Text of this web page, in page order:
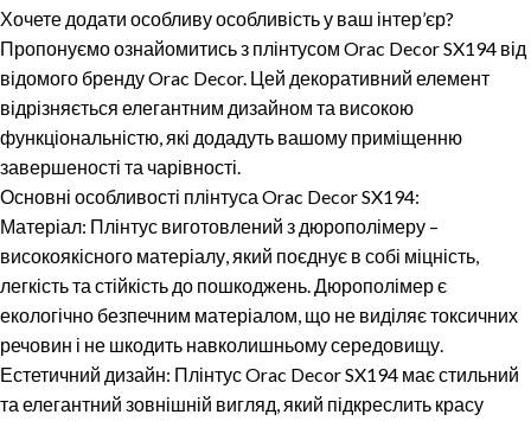
Хочете додати особливу особливість у ваш інтер’єр?
Пропонуємо ознайомитись з плінтусом Orac Decor SX194 від
відомого бренду Orac Decor. Цей декоративний елемент
відрізняється елегантним дизайном та високою
функціональністю, які додадуть вашому приміщенню
завершеності та чарівності.
Основні особливості плінтуса Orac Decor SX194:
Матеріал: Плінтус виготовлений з дюрополімеру –
високоякісного матеріалу, який поєднує в собі міцність,
легкість та стійкість до пошкоджень. Дюрополімер є
екологічно безпечним матеріалом, що не виділяє токсичних
речовин і не шкодить навколишньому середовищу.
Естетичний дизайн: Плінтус Orac Decor SX194 має стильний
та елегантний зовнішній вигляд, який підкреслить красу